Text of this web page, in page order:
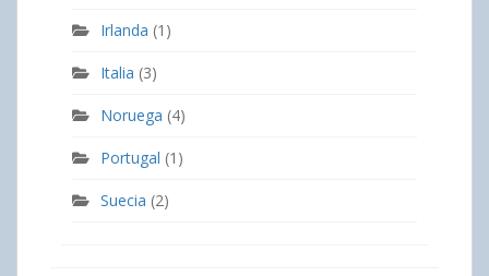
Irlanda (1)
Italia (3)
Noruega (4)
Portugal (1)
Suecia (2)